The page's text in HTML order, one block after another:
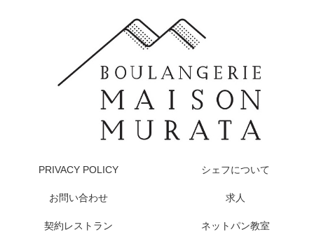
PRIVACY POLICY シェフについて
お問い合わせ 求人
契約レストラン ネットパン教室